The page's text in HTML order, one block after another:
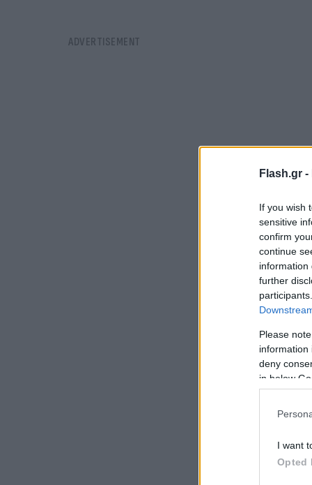
Flash.gr -
If you wish
sensitive
confirm
continue
information
further
Please
information
deny
in below
I want
Opted